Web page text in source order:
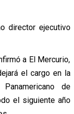
director ejecutivo
a El Mercurio,
el cargo en la
de
el siguiente año